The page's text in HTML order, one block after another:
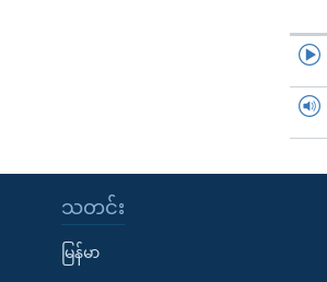
သတင်း
မြန်မာ